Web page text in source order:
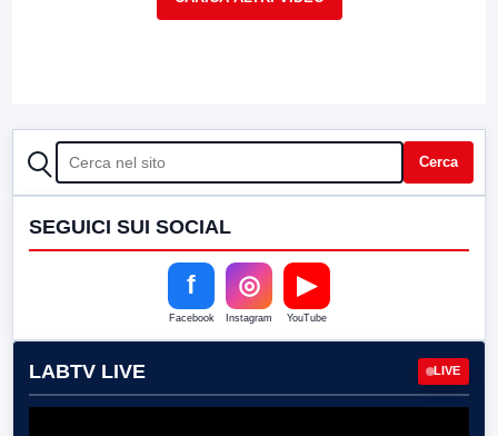
CERCA Cerca
SEGUICI SUI SOCIAL
f
Facebook
◎
Instagram
▶
YouTube
LABTV LIVE LIVE